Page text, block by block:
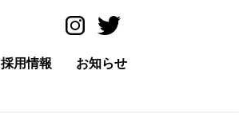
採用情報 お知らせ